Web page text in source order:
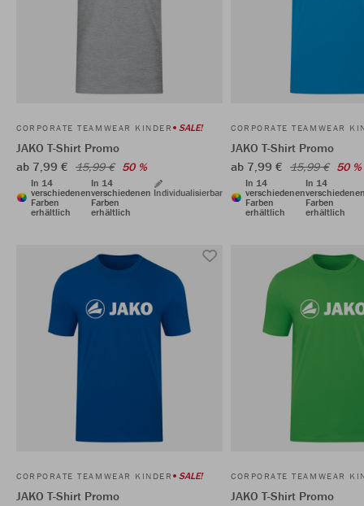
CORPORATE TEAMWEAR KINDER SALE!
JAKO T-Shirt Promo
ab 7,99 € 15,99 € 50 %
In 14
verschiedenen
Farben
erhältlich
In 14
verschiedenen
Farben
erhältlich
Individualisierbar
CORPORATE TEAMWEAR
JAKO T-Shirt Promo
ab 7,99 € 15,99 € 50 %
In 14
verschiedenen
Farben
erhältlich
In 14
Farben
erhältlich
CORPORATE TEAMWEAR KINDER SALE!
JAKO T-Shirt Promo
CORPORATE TEAMWEAR
JAKO T-Shirt Promo